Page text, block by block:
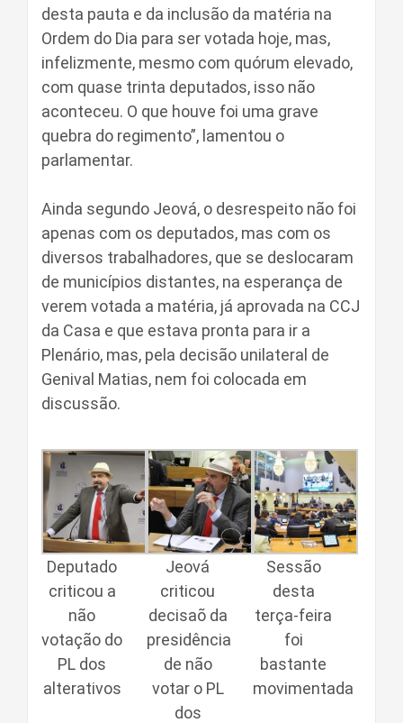
desta pauta e da inclusão da matéria na
Ordem do Dia para ser votada hoje, mas,
infelizmente, mesmo com quórum elevado,
com quase trinta deputados, isso não
aconteceu. O que houve foi uma grave
quebra do regimento”, lamentou o
parlamentar.
Ainda segundo Jeová, o desrespeito não foi
apenas com os deputados, mas com os
diversos trabalhadores, que se deslocaram
de municípios distantes, na esperança de
verem votada a matéria, já aprovada na CCJ
da Casa e que estava pronta para ir a
Plenário, mas, pela decisão unilateral de
Genival Matias, nem foi colocada em
discussão.
Deputado
criticou a
não
votação do
PL dos
alterativos
Jeová
criticou
decisaõ da
presidência
de não
votar o PL
dos
Sessão
desta
terça-feira
foi
bastante
movimentada